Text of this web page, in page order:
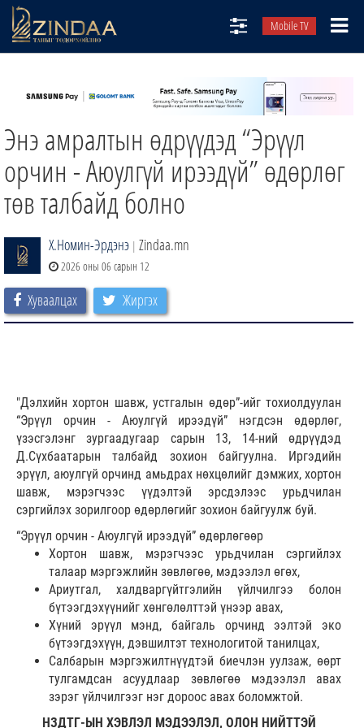
Mobile TV
ТВ8
ӨГЛӨӨНИЙ СОНИН
АУДИО ЗОХИОЛ
ЗИНДАА СЭТГҮҮЛ
Энэ амралтын өдрүүдэд “Эрүүл
орчин - Аюулгүй ирээдүй” өдөрлөг
төв талбайд болно
Х.Номин-Эрдэнэ | Zindaa.mn
2026 оны 06 сарын 12
Хуваалцах Жиргэх
"Дэлхийн хортон шавж, устгалын өдөр”-ийг тохиолдуулан
“Эрүүл орчин - Аюулгүй ирээдүй” нэгдсэн өдөрлөг,
үзэсгэлэнг зургаадугаар сарын 13, 14-ний өдрүүдэд
Д.Сүхбаатарын талбайд зохион байгуулна. Иргэдийн
эрүүл, аюулгүй орчинд амьдрах нөхцөлийг дэмжих, хортон
шавж, мэрэгчээс үүдэлтэй эрсдэлээс урьдчилан
сэргийлэх зорилгоор өдөрлөгийг зохион байгуулж буй.
“Эрүүл орчин - Аюулгүй ирээдүй” өдөрлөгөөр
Хортон шавж, мэрэгчээс урьдчилан сэргийлэх
талаар мэргэжлийн зөвлөгөө, мэдээлэл өгөх,
Ариутгал, халдваргүйтгэлийн үйлчилгээ болон
бүтээгдэхүүнийг хөнгөлөлттэй үнээр авах,
Хүний эрүүл мэнд, байгаль орчинд ээлтэй эко
бүтээгдэхүүн, дэвшилтэт технологитой танилцах,
Салбарын мэргэжилтнүүдтэй биечлэн уулзаж, өөрт
тулгамдсан асуудлаар зөвлөгөө мэдээлэл авах
зэрэг үйлчилгээг нэг дороос авах боломжтой.
НЗДТГ-ЫН ХЭВЛЭЛ МЭДЭЭЛЭЛ, ОЛОН НИЙТТЭЙ